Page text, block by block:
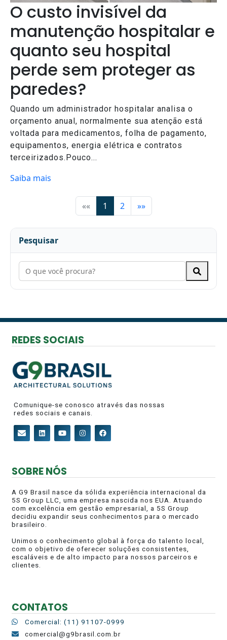
O custo invisível da
manutenção hospitalar e
quanto seu hospital
perde sem proteger as
paredes?
Quando um administrador hospitalar analisa o
orçamento anual, normalmente sua atenção está
voltada para medicamentos, folha de pagamento,
equipamentos, energia elétrica e contratos
terceirizados.Pouco...
Saiba mais
«« 1 2 »»
Pesquisar
REDES SOCIAIS
Comunique-se conosco através das nossas
redes sociais e canais.
SOBRE NÓS
A G9 Brasil nasce da sólida experiência internacional da
5S Group LLC, uma empresa nascida nos EUA. Atuando
com excelência em gestão empresarial, a 5S Group
decidiu expandir seus conhecimentos para o mercado
brasileiro.
Unimos o conhecimento global à força do talento local,
com o objetivo de oferecer soluções consistentes,
escaláveis e de alto impacto para nossos parceiros e
clientes.
CONTATOS
Comercial: (11) 91107-0999
comercial@g9brasil.com.br